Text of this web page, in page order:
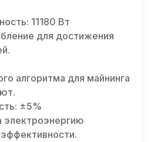
11180 Вт
для достижения
алгоритма для майнинга
±5%
электроэнергию